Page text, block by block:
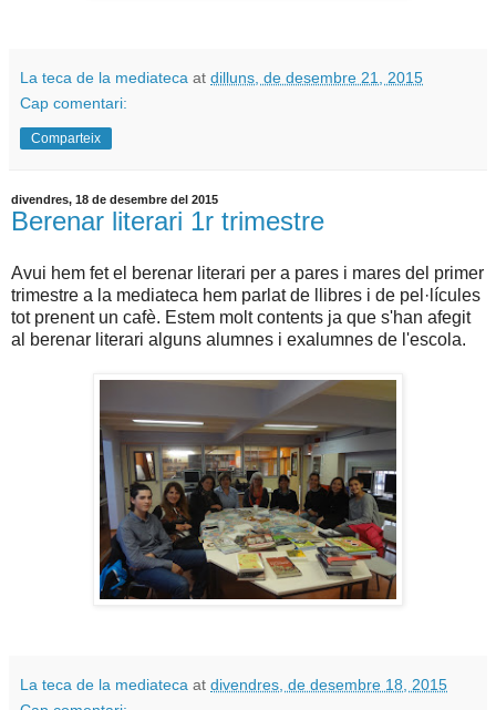
La teca de la mediateca at dilluns, de desembre 21, 2015
Cap comentari:
Comparteix
divendres, 18 de desembre del 2015
Berenar literari 1r trimestre
Avui hem fet el berenar literari per a pares i mares del primer
trimestre a la mediateca hem parlat de llibres i de pel·lícules
tot prenent un cafè. Estem molt contents ja que s'han afegit
al berenar literari alguns alumnes i exalumnes de l'escola.
La teca de la mediateca at divendres, de desembre 18, 2015